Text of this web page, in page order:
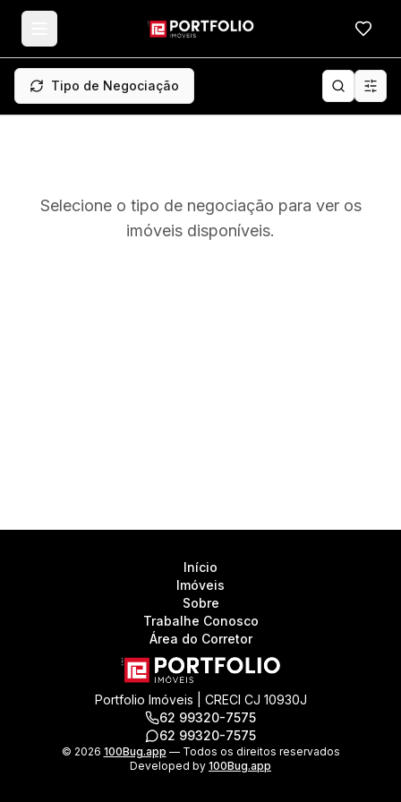
Tipo de Negociação
Selecione o tipo de negociação para ver os
imóveis disponíveis.
Início
Imóveis
Sobre
Trabalhe Conosco
Área do Corretor
Portfolio Imóveis | CRECI CJ 10930J
62 99320-7575
62 99320-7575
© 2026 100Bug.app — Todos os direitos reservados
Developed by 100Bug.app